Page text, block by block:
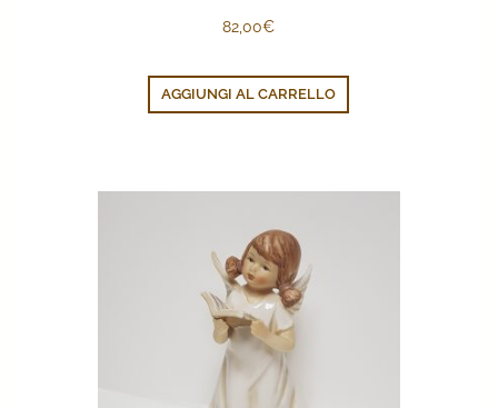
82,00€
AGGIUNGI AL CARRELLO